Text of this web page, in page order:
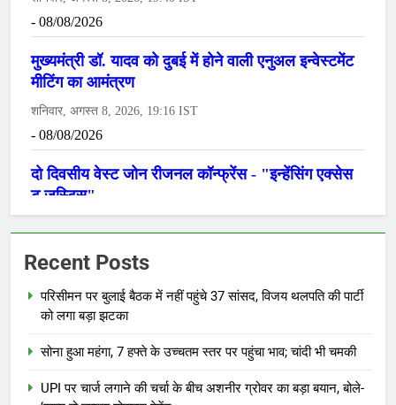
Recent Posts
परिसीमन पर बुलाई बैठक में नहीं पहुंचे 37 सांसद, विजय थलपति की पार्टी
को लगा बड़ा झटका
सोना हुआ महंगा, 7 हफ्ते के उच्चतम स्तर पर पहुंचा भाव; चांदी भी चमकी
UPI पर चार्ज लगाने की चर्चा के बीच अशनीर ग्रोवर का बड़ा बयान, बोले-